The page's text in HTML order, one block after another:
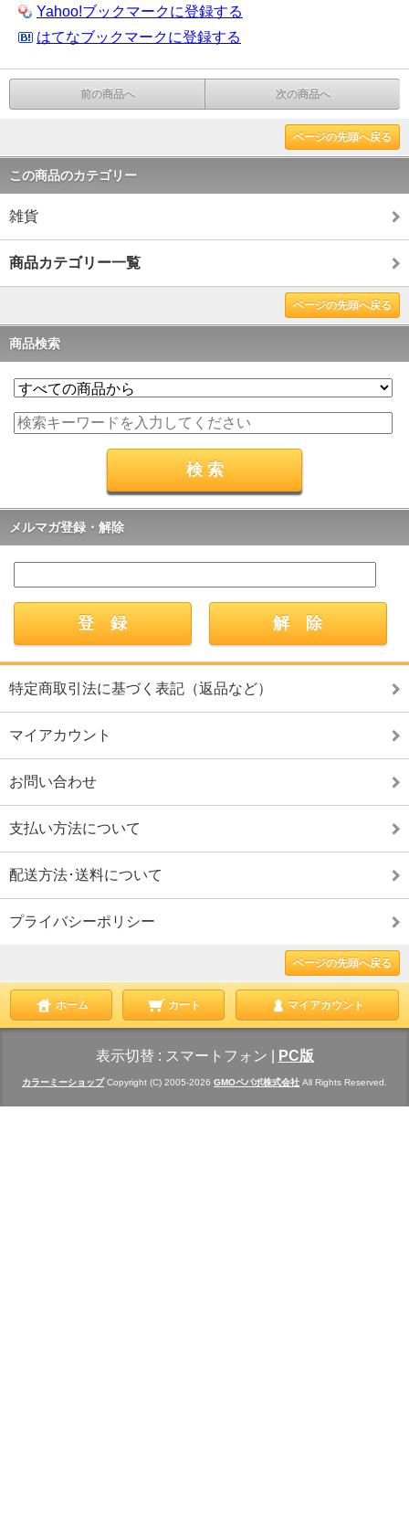
Yahoo!ブックマークに登録する
はてなブックマークに登録する
前の商品へ 次の商品へ
ページの先頭へ戻る
この商品のカテゴリー
雑貨
商品カテゴリー一覧
ページの先頭へ戻る
商品検索
メルマガ登録・解除
特定商取引法に基づく表記（返品など）
マイアカウント
お問い合わせ
支払い方法について
配送方法･送料について
プライバシーポリシー
ページの先頭へ戻る
ホーム カート マイアカウント
表示切替 : スマートフォン PC版
カラーミーショップCopyright (C) 2005-2026 GMOペパボ株式会社 All Rights Reserved.